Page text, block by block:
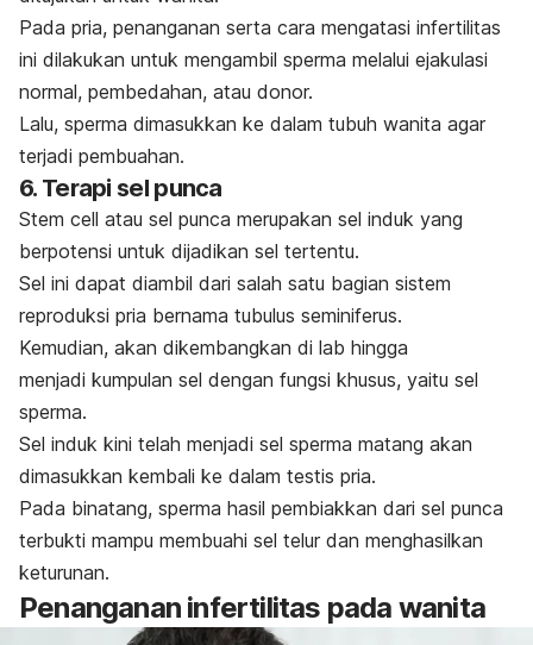
Pada pria, penanganan serta cara mengatasi infertilitas
ini dilakukan untuk mengambil sperma melalui ejakulasi
normal, pembedahan, atau donor.
Lalu, sperma dimasukkan ke dalam tubuh wanita agar
terjadi pembuahan.
6. Terapi sel punca
Stem cell atau sel punca merupakan sel induk yang
berpotensi untuk dijadikan sel tertentu.
Sel ini dapat diambil dari salah satu bagian sistem
reproduksi pria bernama tubulus seminiferus.
Kemudian, akan dikembangkan di lab hingga
menjadi kumpulan sel dengan fungsi khusus, yaitu sel
sperma.
Sel induk kini telah menjadi sel sperma matang akan
dimasukkan kembali ke dalam testis pria.
Pada binatang, sperma hasil pembiakkan dari sel punca
terbukti mampu membuahi sel telur dan menghasilkan
keturunan.
Penanganan infertilitas pada wanita